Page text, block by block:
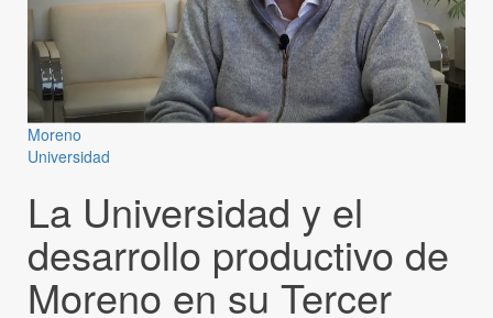
Moreno
Universidad
La Universidad y el
desarrollo productivo de
Moreno en su Tercer